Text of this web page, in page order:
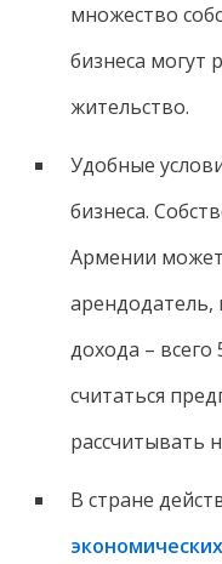
множество
бизнеса могут
жительство.
Удобные
бизнеса.
Армении
арендодатель,
дохода –
считаться
рассчитывать
В стране